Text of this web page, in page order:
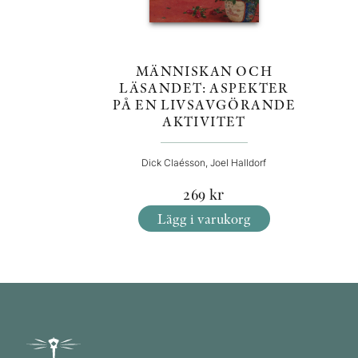
MÄNNISKAN OCH
LÄSANDET: ASPEKTER
PÅ EN LIVSAVGÖRANDE
AKTIVITET
Dick Claésson, Joel Halldorf
269 kr
Lägg i varukorg